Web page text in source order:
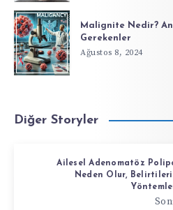
Malignite Nedir?
Gerekenler
Ağustos 8, 2024
Diğer Storyler
Ailesel Adenomatöz
Neden Olur, Belirtileri